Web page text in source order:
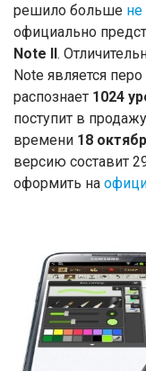
решило больше не
официально
Note II.
Note является перо
распознает 1024
поступит в
времени 18
версию составит
оформить на